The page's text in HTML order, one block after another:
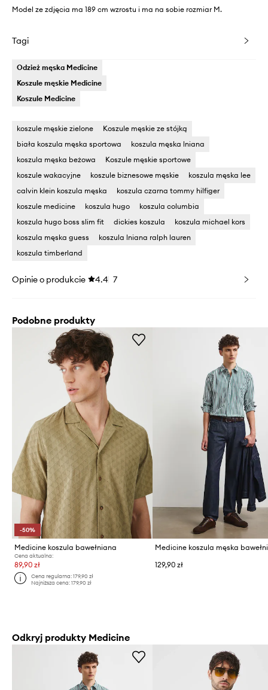
Model ze zdjęcia ma 189 cm wzrostu i ma na sobie rozmiar M.
Tagi
Odzież męska Medicine
Koszule męskie Medicine
Koszule Medicine
koszule męskie zielone
Koszule męskie ze stójką
biała koszula męska sportowa
koszula męska lniana
koszula męska beżowa
Koszule męskie sportowe
koszule wakacyjne
koszule biznesowe męskie
koszula męska lee
calvin klein koszula męska
koszula czarna tommy hilfiger
koszule medicine
koszula hugo
koszula columbia
koszula hugo boss slim fit
dickies koszula
koszula michael kors
koszula męska guess
koszula lniana ralph lauren
koszula timberland
Opinie o produkcie 4.4 7
Podobne produkty
-50%
Medicine koszula bawełniana
Cena aktualna:
89,90 zł
Cena regularna:179,90 zł
Najniższa cena:179,90 zł
Medicine koszula męska
129,90 zł
Odkryj produkty Medicine